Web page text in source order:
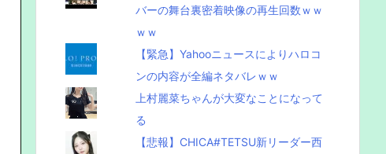
バーの舞台裏密着映像の再生回数ｗｗ
ｗｗ
【緊急】Yahooニュースによりハロコ
ンの内容が全編ネタバレｗｗ
上村麗菜ちゃんが大変なことになって
る
【悲報】CHICA#TETSU新リーダー西